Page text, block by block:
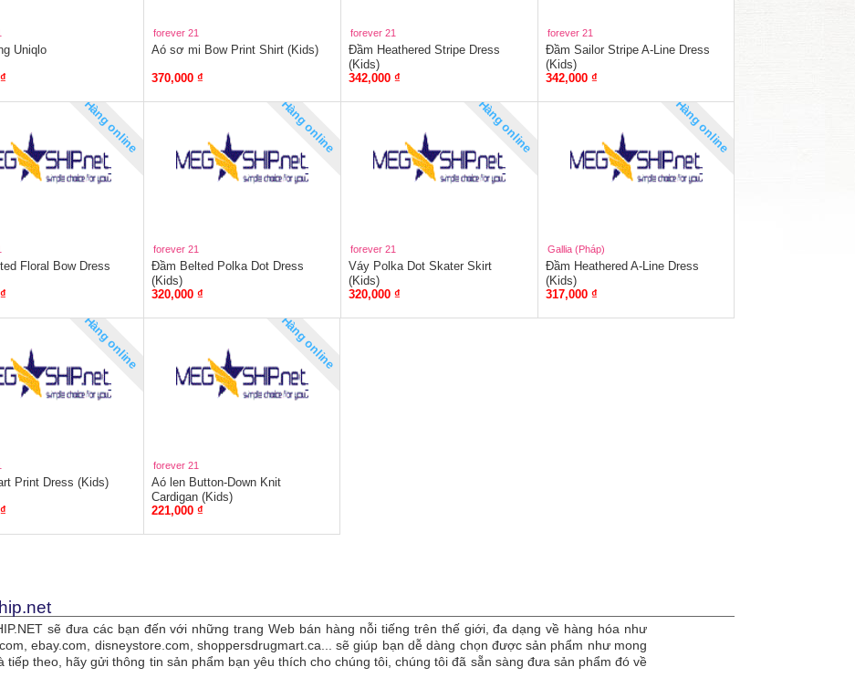
Uniqlo
forever 21
Aó sơ mi Bow Print Shirt (Kids)
370,000 ₫
forever 21
Đầm Heathered Stripe Dress
(Kids)
342,000 ₫
forever 21
Đầm Sailor Stripe A-Line Dress
(Kids)
342,000 ₫
Hàng online
Floral Bow Dress
Hàng online
forever 21
Đầm Belted Polka Dot Dress
(Kids)
320,000 ₫
Hàng online
forever 21
Váy Polka Dot Skater Skirt
(Kids)
320,000 ₫
Hàng online
Gallia (Pháp)
Đầm Heathered A-Line Dress
(Kids)
317,000 ₫
Hàng online
Print Dress (Kids)
Hàng online
forever 21
Aó len Button-Down Knit
Cardigan (Kids)
221,000 ₫
sẽ đưa các bạn đến với những trang Web bán hàng nỗi tiếng trên thế giới, đa dạng về hàng hóa như
ebay.com, disneystore.com, shoppersdrugmart.ca... sẽ giúp bạn dễ dàng chọn được sản phẩm như mong
tiếp theo, hãy gửi thông tin sản phẩm bạn yêu thích cho chúng tôi, chúng tôi đã sẵn sàng đưa sản phẩm đó về